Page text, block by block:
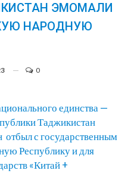
ЭМОМАЛИ
НАРОДНУЮ
0
единства —
Таджикистан
с государственным
Республику и для
«Китай +